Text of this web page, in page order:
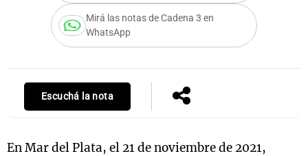
Mirá las notas de Cadena 3 en
WhatsApp
Escuchá la nota
En Mar del Plata, el 21 de noviembre de 2021,
Notas
Notas
La Sole en